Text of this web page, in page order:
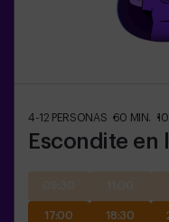
4-12 PERSONAS 60 MIN.
Escondite en
17:00 18:30